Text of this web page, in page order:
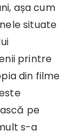
așa cum
situate
printre
din filme
pe
s-a